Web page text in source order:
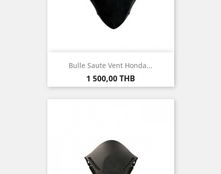
Bulle Saute Vent Honda...
Prix
1 500,00 THB